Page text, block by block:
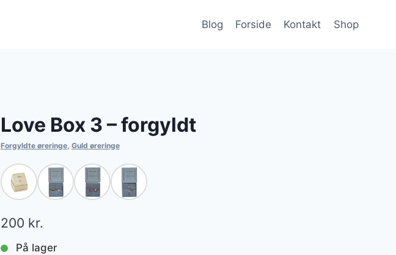
Blog Forside Kontakt Shop
Love Box 3 – forgyldt
Forgyldte øreringe, Guld øreringe
200 kr.
På lager